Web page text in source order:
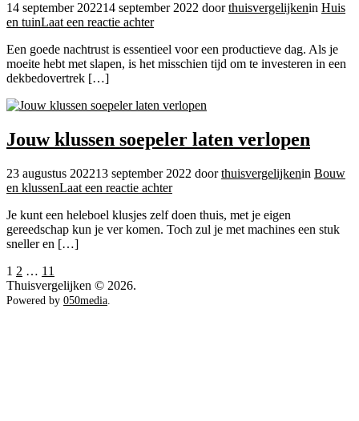
14 september 202214 september 2022 doorthuisvergelijkenin Huis
en tuinLaat een reactie achterop
wit,
keuzegids
Een goede nachtrust is essentieel voor een productieve dag. Als je
moeite hebt met slapen, is het misschien tijd om te investeren in een
dekbedovertrek […]
Jouw klussen soepeler laten verlopen
23 augustus 202213 september 2022 doorthuisvergelijkenin Bouw
en klussenLaat een reactie achterop
klussen
soepeler
Je kunt een heleboel klusjes zelf doen thuis, met je eigen
gereedschap kun je ver komen. Toch zul je met machines een stuk
sneller en […]
Berichten
paginering
1 2 … 11
Thuisvergelijken © 2026.
Powered by 050media.